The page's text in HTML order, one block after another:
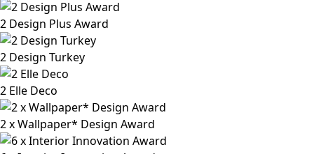
2 Design Plus Award
2 Design Turkey
2 Elle Deco
2 x Wallpaper* Design Award